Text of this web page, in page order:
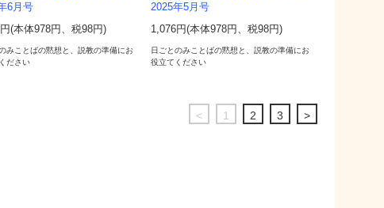
6月号
(本体978円、税98円)
みことばの黙想と、説教の準備にお
ださい
2025年5月号
1,076円(本体978円、税98円)
日ごとのみことばの黙想と、説教の準備にお
役立てください
< 1 2 3 >